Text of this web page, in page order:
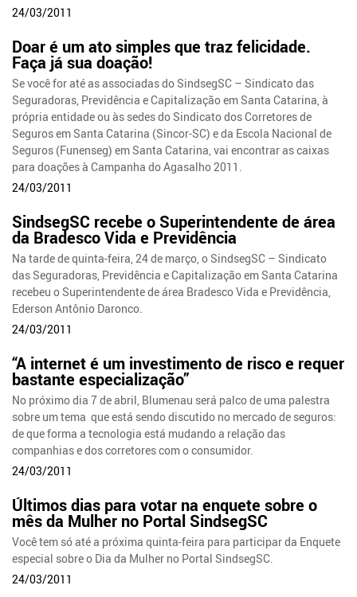
24/03/2011
Doar é um ato simples que traz felicidade.
Faça já sua doação!
Se você for até as associadas do SindsegSC – Sindicato das
Seguradoras, Previdência e Capitalização em Santa Catarina, à
própria entidade ou às sedes do Sindicato dos Corretores de
Seguros em Santa Catarina (Sincor-SC) e da Escola Nacional de
Seguros (Funenseg) em Santa Catarina, vai encontrar as caixas
para doações à Campanha do Agasalho 2011.
24/03/2011
SindsegSC recebe o Superintendente de área
da Bradesco Vida e Previdência
Na tarde de quinta-feira, 24 de março, o SindsegSC – Sindicato
das Seguradoras, Previdência e Capitalização em Santa Catarina
recebeu o Superintendente de área Bradesco Vida e Previdência,
Ederson Antônio Daronco.
24/03/2011
“A internet é um investimento de risco e requer
bastante especialização”
No próximo dia 7 de abril, Blumenau será palco de uma palestra
sobre um tema que está sendo discutido no mercado de seguros:
de que forma a tecnologia está mudando a relação das
companhias e dos corretores com o consumidor.
24/03/2011
Últimos dias para votar na enquete sobre o
mês da Mulher no Portal SindsegSC
Você tem só até a próxima quinta-feira para participar da Enquete
especial sobre o Dia da Mulher no Portal SindsegSC.
24/03/2011